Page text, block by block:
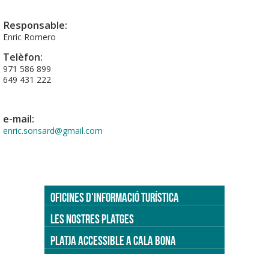
Responsable:
Enric Romero
Telèfon:
971 586 899
649 431 222
e-mail:
enric.sonsard@gmail.com
OFICINES D'INFORMACIÓ TURÍSTICA
LES NOSTRES PLATGES
PLATJA ACCESSIBLE A CALA BONA